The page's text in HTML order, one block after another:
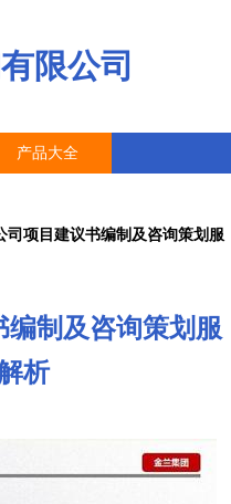
限公司
产品大全
司项目建议书编制及咨询策划服
制及咨询策划服
析